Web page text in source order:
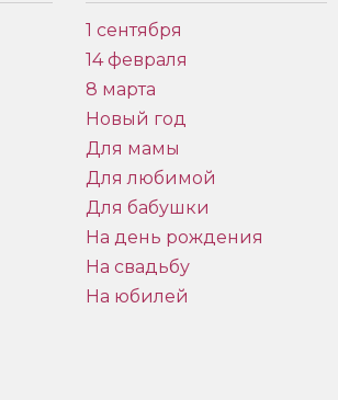
1 сентября
14 февраля
8 марта
Новый год
Для мамы
Для любимой
Для бабушки
На день рождения
На свадьбу
На юбилей